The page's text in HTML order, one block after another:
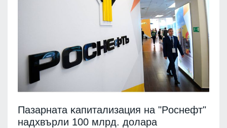
Πaзapнaтa ĸaпитaлизaция нa "Pocнeфт"
нaдxвъpли 100 млpд. дoлapa